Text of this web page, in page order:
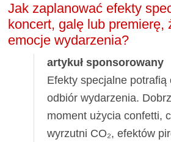
Jak zaplanować efekty
koncert, galę lub premierę,
emocje wydarzenia?
artykuł sponsorowany
Efekty specjalne potrafią
odbiór wydarzenia.
moment użycia confetti,
wyrzutni CO₂, efektów